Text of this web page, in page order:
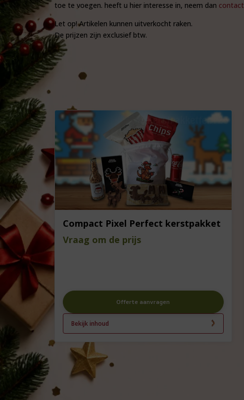
toe te voegen. heeft u hier interesse in, neem dan contact
Let op! Artikelen kunnen uitverkocht raken.
De prijzen zijn exclusief btw.
Compact Pixel Perfect kerstpakket
Vraag om de prijs
Offerte aanvragen
Bekijk inhoud